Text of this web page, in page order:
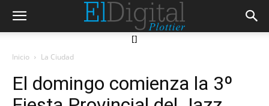
[]
Inicio La Ciudad
El domingo comienza la 3º